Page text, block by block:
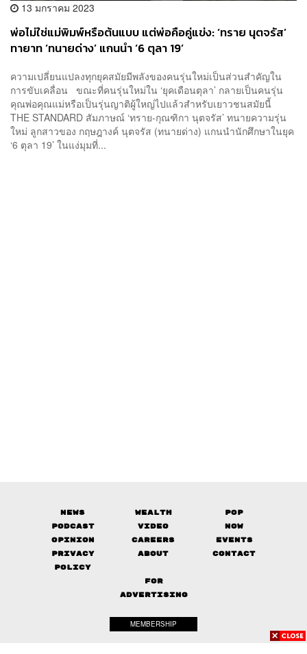
13 มกราคม 2023
พ่อไม่ใช่แม่พิมพ์หรือต้นแบบ แต่พ่อคือคู่แข่ง: ‘ทราย นุตจรัส’
ทายาท ‘ทนายด่าง’ แกนนำ ‘6 ตุลา 19’
ความเปลี่ยนแปลงทุกยุคสมัยมีพลังของคนรุ่นใหม่เป็นส่วนสำคัญใน
การขับเคลื่อน ขณะที่คนรุ่นใหม่ใน ‘ยุคเดือนตุลา’ กลายเป็นคนรุ่น
คุณพ่อคุณแม่หรือเป็นรุ่นญาติผู้ใหญ่ไปแล้วสำหรับเยาวชนสมัยนี้
THE STANDARD สัมภาษณ์ ‘ทราย-กุณฑิกา นุตจรัส’ ทนายความรุ่น
ใหม่ ลูกสาวของ กฤษฎางค์ นุตจรัส (ทนายด่าง) แกนนำนักศึกษาในยุค
‘6 ตุลา 19’ ในแง่มุมที่...
News Wealth
Pop
Podcast
Video
Now
Opinion
Careers
Events
Privacy
Policy
About Contact
FOR
ADVERTISING
MEMBERSHIP